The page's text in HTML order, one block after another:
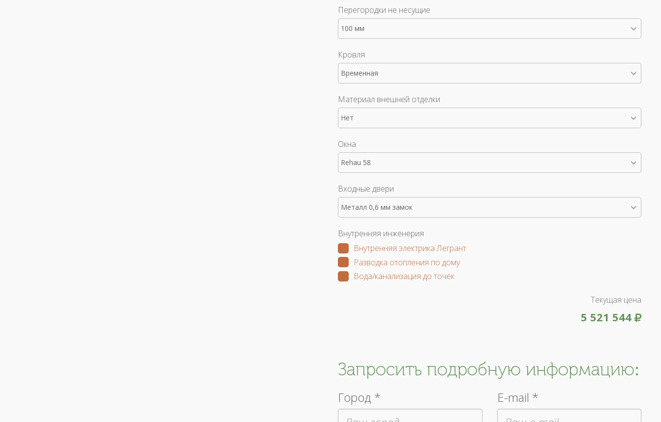
Перегородки не несущие
100 мм
Кровля
Временная
Материал внешней отделки
Нет
Окна
Rehau 58
Входные двери
Металл 0,6 мм замок
Внутренняя инженерия
Внутренняя электрика Легрант
Разводка отопления по дому
Вода/канализация до точек
Текущая цена
5 521 544
Запросить подробную информацию:
Город * E-mail *